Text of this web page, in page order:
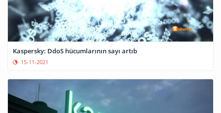
Kaspersky: DdoS hücumlarının sayı artıb
15-11-2021